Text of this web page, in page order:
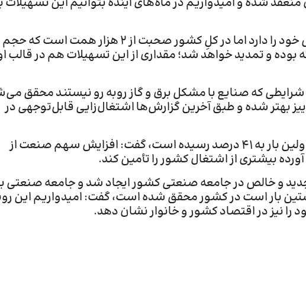
وی اضافه کرد: برای تحقق این امر مهم هر استانی سهم خاص خود را دارد اما در کلِ کشور صحبت از ۲ هزار همت است که حجم
و تمدید خواهد شد؛ مقداری از این تسهیلات هم در قالب
شرایطی که صنایع با مشکل برق و گاز روبه رو نیستند محقق
شده و طبق آخرین گزارش‌ها اشتغال‌زایی قابل‌توجهی در
وی با بیان به اینکه سهم بخش صنعت از اشتغال کشور برای اولین بار به ۴۱ درصد رسیده است، گفت: افزایش سهم صنعت از
بیشتری از اشتغال کشور را تأمین کند.
از ابتدای امسال تاکنون ۳۷۰ هزار شغل جدید و خالص در جامعه صنعتی کشور ایجاد شد و جامعه
برای نخستین بار است در کشور محقق شده است، گفت: امیدواریم این
را نیز در اقتصاد کشور و خانوار نشان دهد.